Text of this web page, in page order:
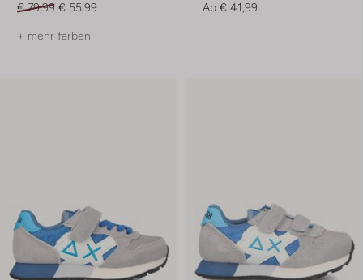
€ 79,99 € 55,99
+ mehr farben
Ab € 41,99